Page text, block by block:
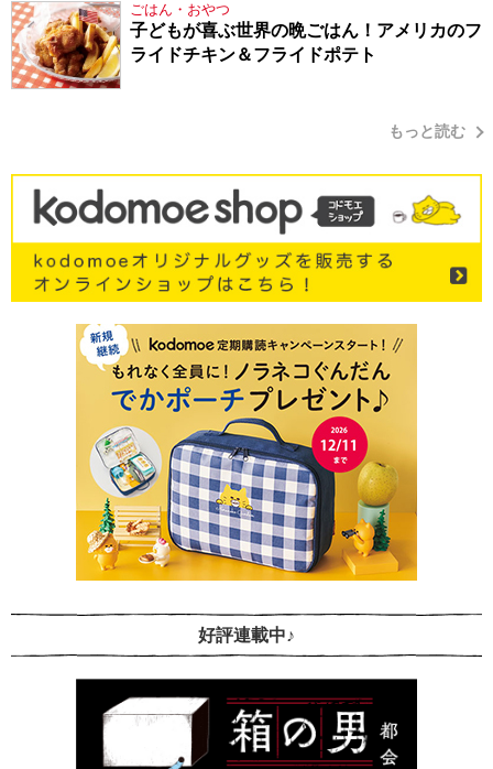
ごはん・おやつ
子どもが喜ぶ世界の晩ごはん！アメリカのフ
ライドチキン＆フライドポテト
もっと読む
好評連載中♪